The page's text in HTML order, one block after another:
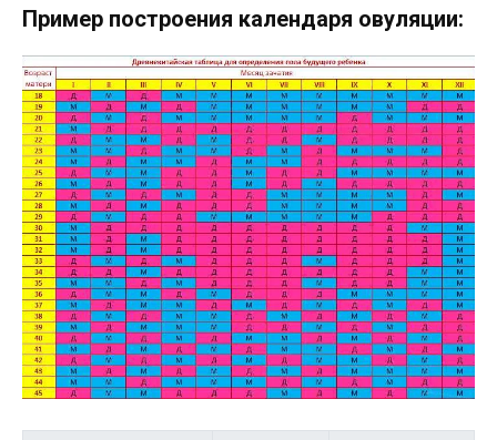
Пример построения календаря овуляции: